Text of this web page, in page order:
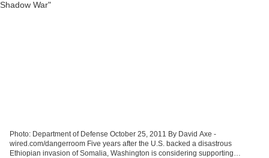
Photo: Department of Defense October 25, 2011 By David Axe -
wired.com/dangerroom Five years after the U.S. backed a disastrous
Ethiopian invasion of Somalia, Washington is considering supporting